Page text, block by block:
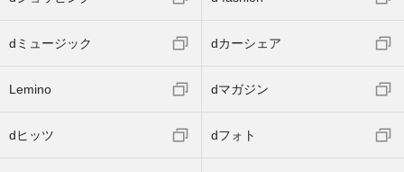
dミュージック dカーシェア
Lemino dマガジン
dヒッツ dフォト